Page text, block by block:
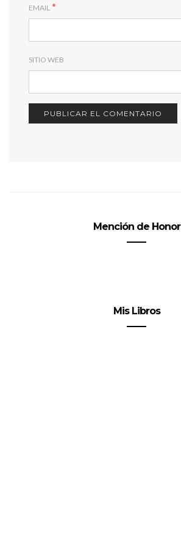
EMAIL *
SITIO WEB
Mención de Honor
Mis Libros